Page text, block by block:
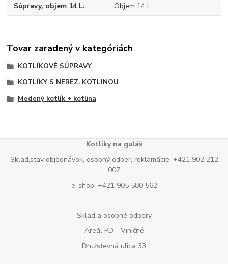
Súpravy, objem 14 L Objem 14 L
Tovar zaradený v kategóriách
KOTLÍKOVÉ SÚPRAVY
KOTLÍKY S NEREZ. KOTLINOU
Medený kotlík + kotlina
Kotlíky na guláš
Sklad,stav objednávok, osobný odber, reklamácie: +421 902 212
007
e-shop: +421 905 580 562
Sklad a osobné odbery
Areál PD - Viničné
Družstevná ulica 33